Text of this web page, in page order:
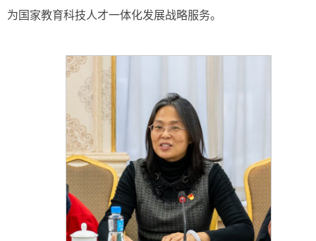
为国家教育科技人才一体化发展战略服务。